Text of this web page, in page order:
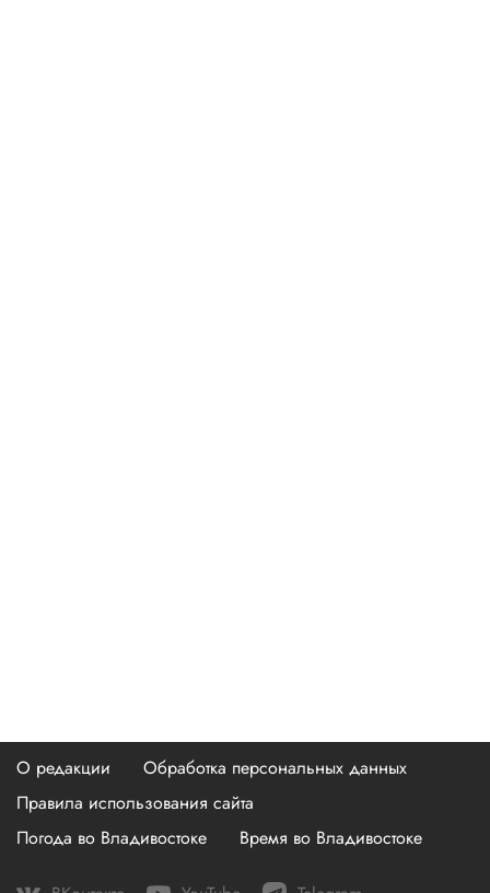
О редакции
Обработка персональных данных
Правила использования сайта
Погода во Владивостоке
Время во Владивостоке